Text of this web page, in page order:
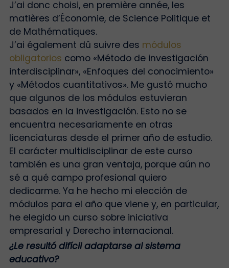
J’ai donc choisi, en première année, les
matières d’Économie, de Science Politique et
de Mathématiques.
J’ai également dû suivre des módulos
obligatorios como «Método de investigación
interdisciplinar», «Enfoques del conocimiento»
y «Métodos cuantitativos». Me gustó mucho
que algunos de los módulos estuvieran
basados en la investigación. Esto no se
encuentra necesariamente en otras
licenciaturas desde el primer año de estudio.
El carácter multidisciplinar de este curso
también es una gran ventaja, porque aún no
sé a qué campo profesional quiero
dedicarme. Ya he hecho mi elección de
módulos para el año que viene y, en particular,
he elegido un curso sobre iniciativa
empresarial y Derecho internacional.
¿Le resultó difícil adaptarse al sistema
educativo?